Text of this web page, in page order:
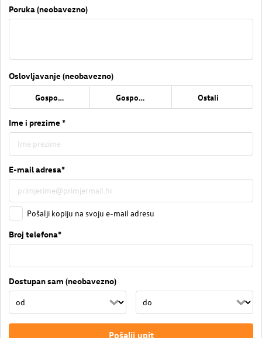
Poruka (neobavezno)
Oslovljavanje (neobavezno)
Gospođa Gospodin Ostali
Ime i prezime *
E-mail adresa*
Pošalji kopiju na svoju e-mail adresu
Broj telefona*
Dostupan sam (neobavezno)
Pošalji upit